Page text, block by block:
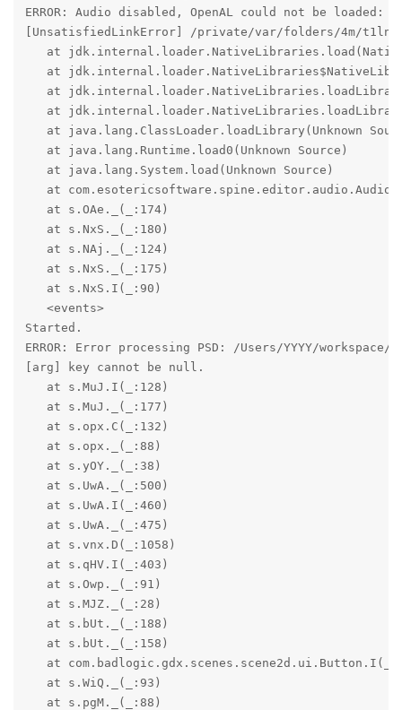
ERROR: Audio disabled, OpenAL could not be loaded:
[UnsatisfiedLinkError] /private/var/folders/4m/
at
at
at
at
at java.lang.ClassLoader.loadLibrary(Unknown
   at java.lang.Runtime.load0(Unknown Source)
   at java.lang.System.load(Unknown Source)
at
   at s.OAe._(_:174)
   at s.NxS._(_:180)
   at s.NAj._(_:124)
   at s.NxS._(_:175)
   at s.NxS.I(_:90)
   <events>
Started.
ERROR: Error processing PSD: /Users/YYYY/workspace/
[arg] key cannot be null.
   at s.MuJ.I(_:128)
   at s.MuJ._(_:177)
   at s.opx.C(_:132)
   at s.opx._(_:88)
   at s.yOY._(_:38)
   at s.UwA._(_:500)
   at s.UwA.I(_:460)
   at s.UwA._(_:475)
   at s.vnx.D(_:1058)
   at s.qHV.I(_:403)
   at s.Owp._(_:91)
   at s.MJZ._(_:28)
   at s.bUt._(_:188)
   at s.bUt._(_:158)
at
   at s.WiQ._(_:93)
   at s.pgM._(_:88)